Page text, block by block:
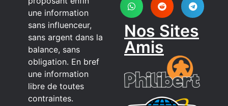
une information
sans influenceur,
sans argent dans la
balance, sans
obligation. En bref
une information
libre de toutes
contraintes.
Nos Sites
Amis